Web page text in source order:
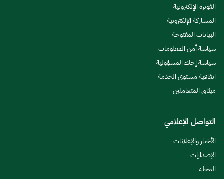
الفوترة الإلكترونية
المشاركة الإلكترونية
البيانات المفتوحة
سياسة أمن المعلومات
سياسة إخلاء المسؤولية
اتفاقية مستوى الخدمة
ميثاق المتعاملين
التواصل الإعلامي
الأخبار والإعلانات
الإصدارات
المجلة